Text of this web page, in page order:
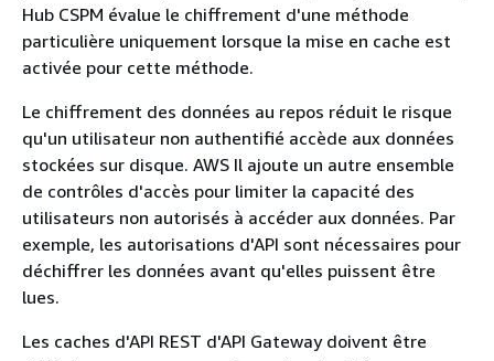
Hub CSPM évalue le chiffrement d'une méthode
particulière uniquement lorsque la mise en cache est
activée pour cette méthode.
Le chiffrement des données au repos réduit le risque
qu'un utilisateur non authentifié accède aux données
stockées sur disque. AWS Il ajoute un autre ensemble
de contrôles d'accès pour limiter la capacité des
utilisateurs non autorisés à accéder aux données. Par
exemple, les autorisations d'API sont nécessaires pour
déchiffrer les données avant qu'elles puissent être
lues.
Les caches d'API REST d'API Gateway doivent être